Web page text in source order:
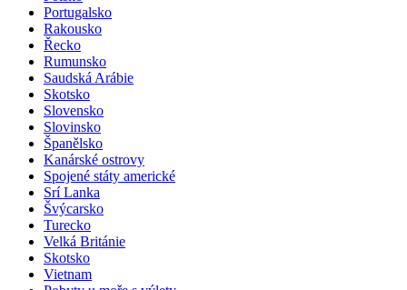
Portugalsko
Rakousko
Řecko
Rumunsko
Saudská Arábie
Skotsko
Slovensko
Slovinsko
Španělsko
Kanárské ostrovy
Spojené státy americké
Srí Lanka
Švýcarsko
Turecko
Velká Británie
Skotsko
Vietnam